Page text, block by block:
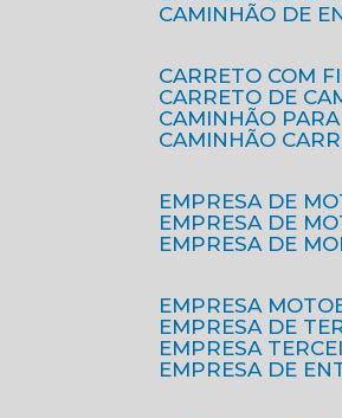
CAMINHÃO DE
CARRETO COM
CARRETO DE
CAMINHÃO
CAMINHÃO
EMPRESA DE
EMPRESA DE
EMPRESA DE
EMPRESA
EMPRESA DE
EMPRESA
EMPRESA DE